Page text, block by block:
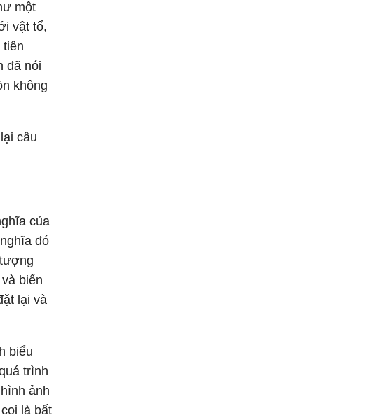
một
vật tổ,
đã nói
không
câu
của
đó
biến
lại và
biểu
trình
ảnh
là bất